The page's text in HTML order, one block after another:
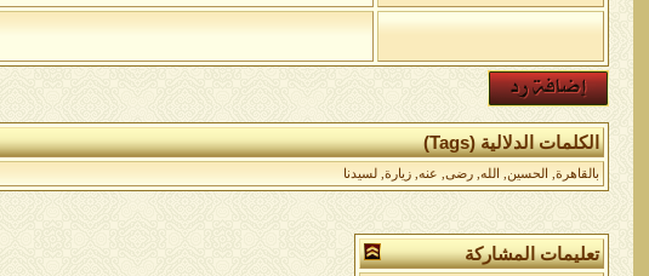
الكلمات الدلالية (Tags)
بالقاهرة الحسين الله ,رضى عنه ,زيارة ,لسيدنا
تعليمات المشاركة